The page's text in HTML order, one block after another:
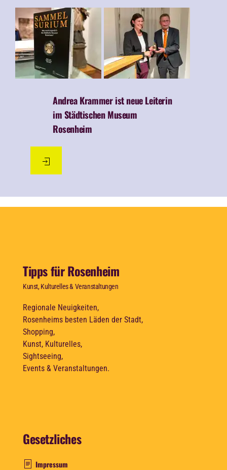
Andrea Krammer ist neue Leiterin
im Städtischen Museum
Rosenheim
Tipps für Rosenheim
Kunst, Kulturelles & Veranstaltungen
Regionale Neuigkeiten,
Rosenheims besten Läden der Stadt,
Shopping,
Kunst, Kulturelles,
Sightseeing,
Events & Veranstaltungen.
Gesetzliches
Impressum